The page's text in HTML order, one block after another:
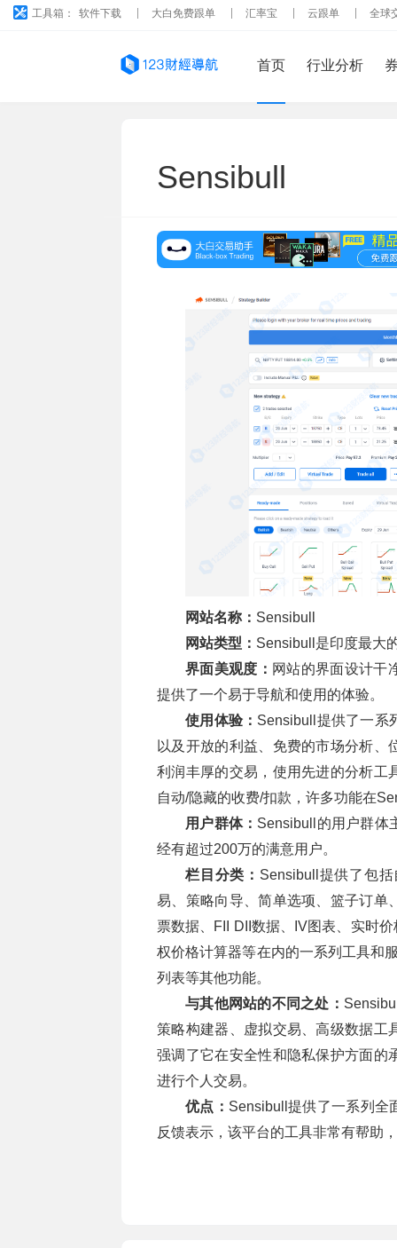
工具箱： 软件下载 大白免费跟单 汇率宝 云跟单 全球
首页 行业分析
Sensibull
网站名称： Sensibull
网站类型： Sensibull是印度最大
界面美观度： 网站的界面设计干
提供了一个易于导航和使用的体验。
使用体验： Sensibull提供了一系
以及开放的利益、免费的市场分析、
利润丰厚的交易，使用先进的分析工
自动/隐藏的收费/扣款，许多功能在
用户群体： Sensibull的用户群体
经有超过200万的满意用户。
栏目分类： Sensibull提供了包
易、策略向导、简单选项、篮子订单
票数据、FII DII数据、IV图表、实时
权价格计算器等在内的一系列工具和
列表等其他功能。
与其他网站的不同之处：
策略构建器、虚拟交易、高级数据工
强调了它在安全性和隐私保护方面的
进行个人交易。
优点： Sensibull提供了一系列全
反馈表示，该平台的工具非常有帮助